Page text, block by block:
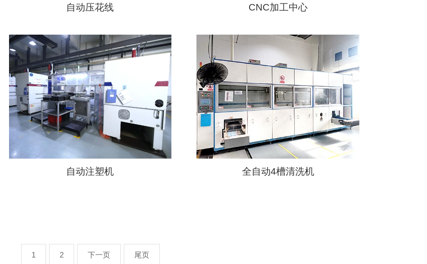
自动压花线 CNC加工中心
自动注塑机 全自动4槽清洗机
1 2 下一页 尾页